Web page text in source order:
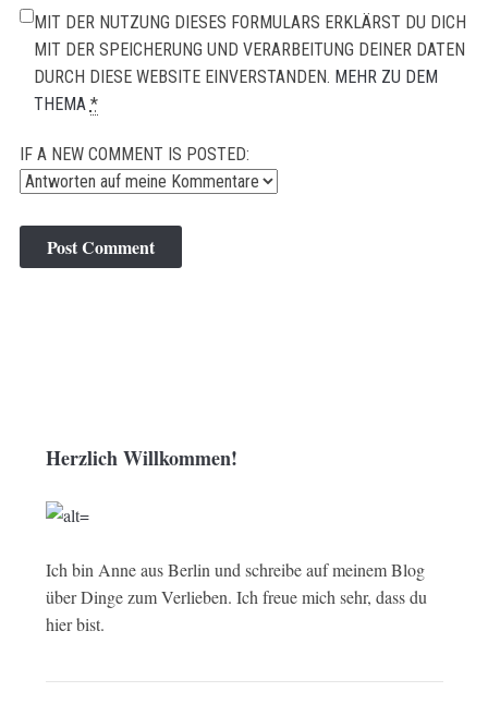
MIT DER NUTZUNG DIESES FORMULARS ERKLÄRST DU DICH
MIT DER SPEICHERUNG UND VERARBEITUNG DEINER DATEN
DURCH DIESE WEBSITE EINVERSTANDEN. MEHR ZU DEM
THEMA *
IF A NEW COMMENT IS POSTED:
Herzlich Willkommen!
Ich bin Anne aus Berlin und schreibe auf meinem Blog
über Dinge zum Verlieben. Ich freue mich sehr, dass du
hier bist.